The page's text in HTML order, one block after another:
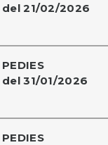
del 21/02/2026
PEDIES
del 31/01/2026
PEDIES